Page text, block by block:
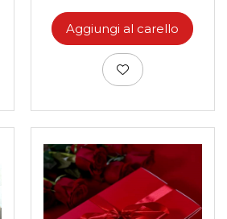
Aggiungi al carello